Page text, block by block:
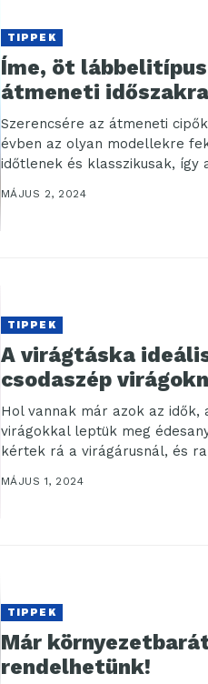
TIPPEK
Íme, öt
átmeneti
Szerencsére az átmeneti
évben az olyan modellekre
időtlenek és klasszikusak, így
MÁJUS 2, 2024
TIPPEK
A virágtáska
csodaszép
Hol vannak már azok az
virágokkal leptük meg
kértek rá a virágárusnál, és
MÁJUS 1, 2024
TIPPEK
Már
rendelhetünk!